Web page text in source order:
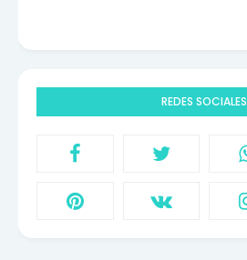
REDES SOCIALES